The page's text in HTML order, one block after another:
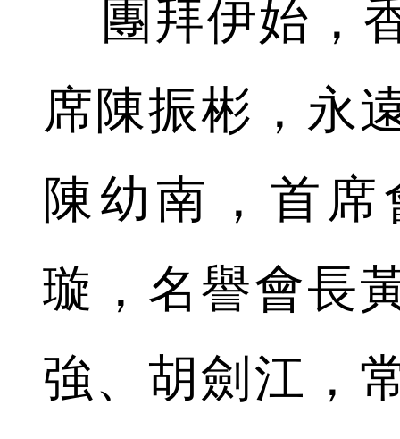
團拜伊始，
席陳振彬，永
陳幼南，首
璇，名譽會長
強、胡劍江，